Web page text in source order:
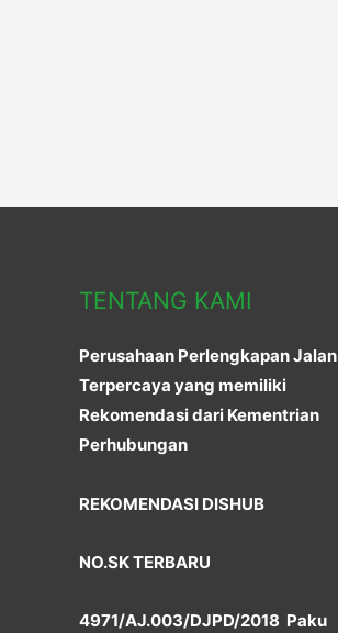
TENTANG KAMI
Perusahaan Perlengkapan Jalan
Terpercaya yang memiliki
Rekomendasi dari Kementrian
Perhubungan
REKOMENDASI DISHUB
NO.SK TERBARU
4971/AJ.003/DJPD/2018 Paku